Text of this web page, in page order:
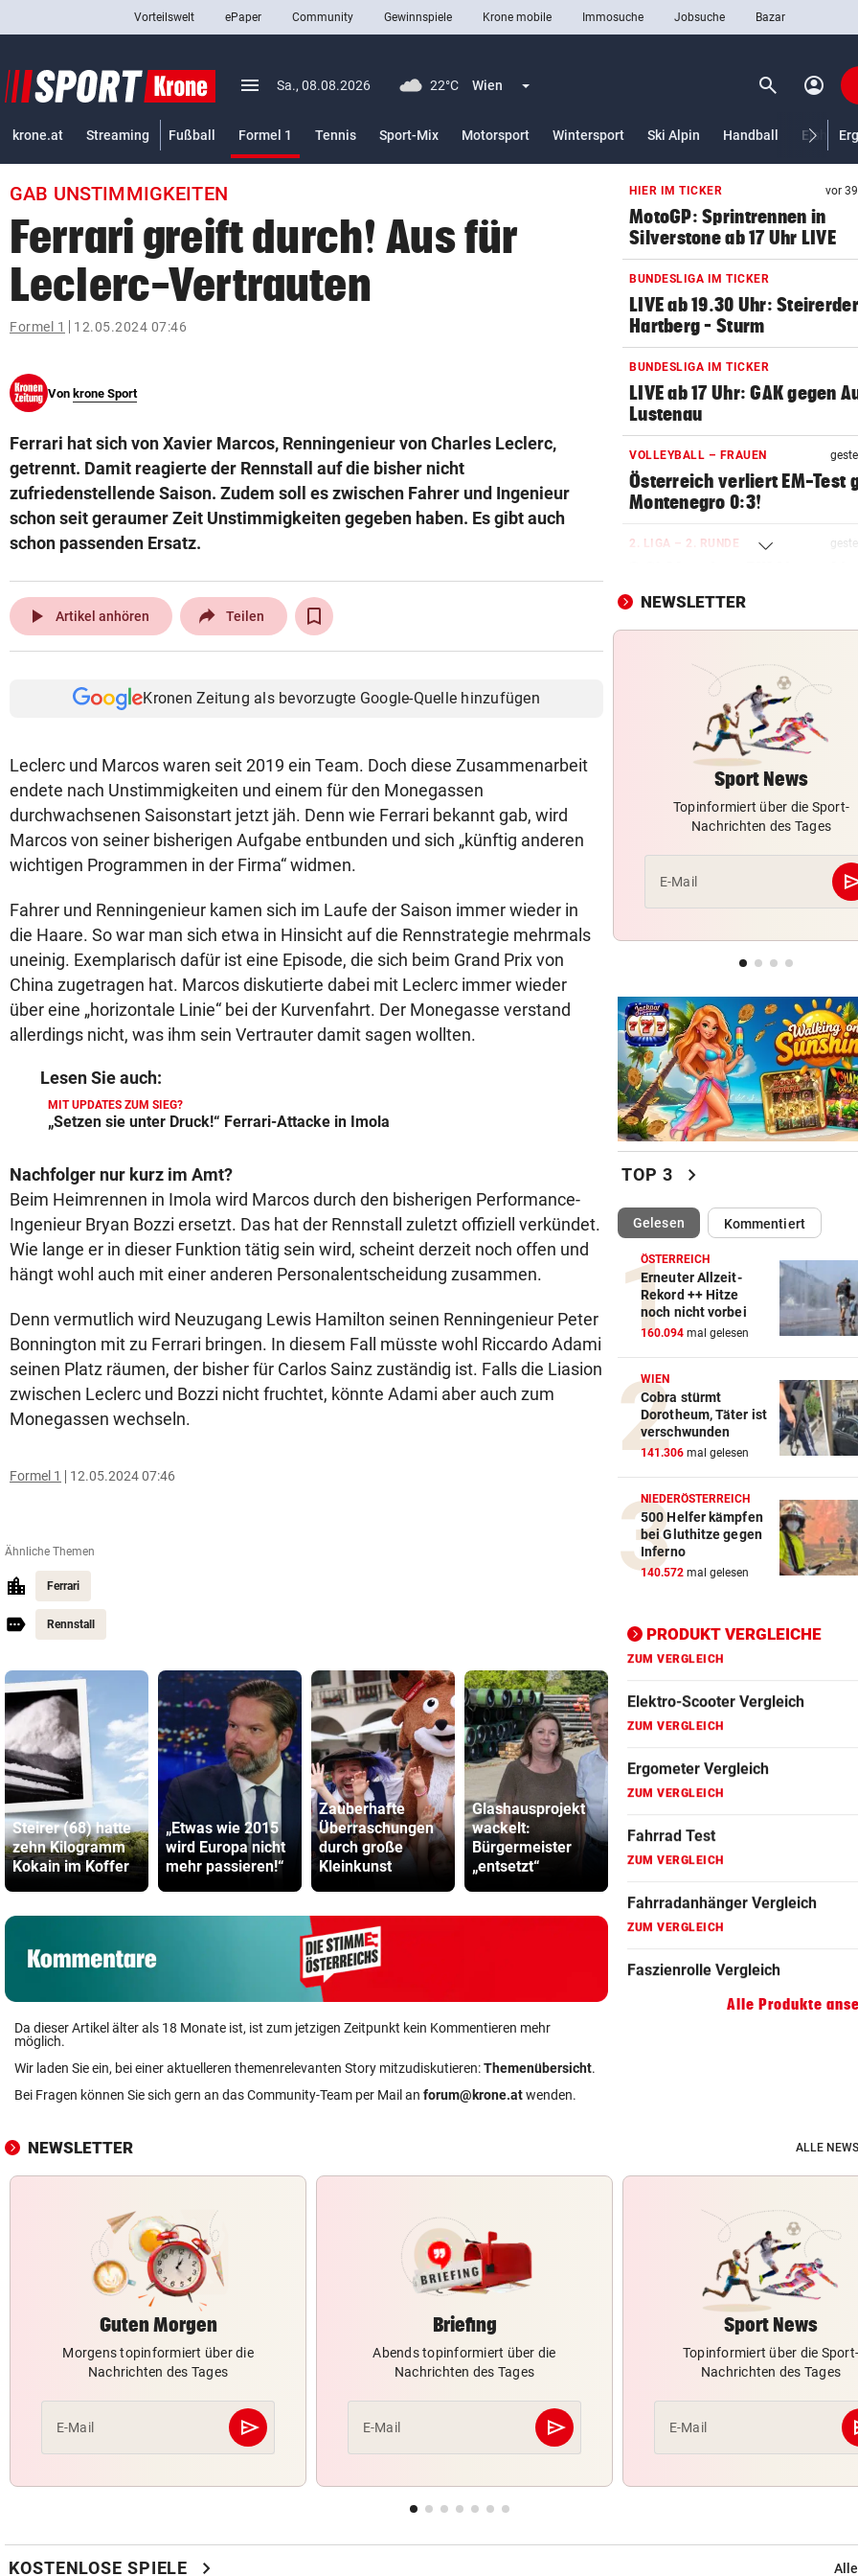
closeSchließen
Abonnieren
arrow_right
pin_drop
bookmark
search
Suchbegriff
© Krone Multimedia GmbH & Co KG 2026
Muthgasse 2, 1190 Wien
Vorteilswelt ePaper Community Gewinnspiele Krone mobile Immosuche Jobsuche Bazar
menu Menü aufklappen
Sa., 08.08.2026 22°C Wien Menü aufklappen search Suchen
account_circle
krone.at Streaming Fußball Formel 1
Tennis
Sport-Mix Motorsport Wintersport Ski Alpin Handball
GAB UNSTIMMIGKEITEN
Ferrari greift durch! Aus für
Leclerc-Vertrauten
Formel 1 12.05.2024 07:46
Von krone Sport
Ferrari hat sich von Xavier Marcos, Renningenieur von Charles Leclerc,
getrennt. Damit reagierte der Rennstall auf die bisher nicht
zufriedenstellende Saison. Zudem soll es zwischen Fahrer und Ingenieur
schon seit geraumer Zeit Unstimmigkeiten gegeben haben. Es gibt auch
schon passenden Ersatz.
play_arrow Artikel anhören Teilen
Kronen Zeitung als bevorzugte Google-Quelle hinzufügen
Leclerc und Marcos waren seit 2019 ein Team. Doch diese Zusammenarbeit
endete nach Unstimmigkeiten und einem für den Monegassen
durchwachsenen Saisonstart jetzt jäh. Denn wie Ferrari bekannt gab, wird
Marcos von seiner bisherigen Aufgabe entbunden und sich „künftig anderen
wichtigen Programmen in der Firma“ widmen.
Fahrer und Renningenieur kamen sich im Laufe der Saison immer wieder in
die Haare. So war man sich etwa in Hinsicht auf die Rennstrategie mehrmals
uneinig. Exemplarisch dafür ist eine Episode, die sich beim Grand Prix von
China zugetragen hat. Marcos diskutierte dabei mit Leclerc immer wieder
über eine „horizontale Linie“ bei der Kurvenfahrt. Der Monegasse verstand
allerdings nicht, was ihm sein Vertrauter damit sagen wollten.
Lesen Sie auch:
MIT UPDATES ZUM SIEG?
„Setzen sie unter Druck!“ Ferrari-Attacke in Imola
Nachfolger nur kurz im Amt?
Beim Heimrennen in Imola wird Marcos durch den bisherigen Performance-
Ingenieur Bryan Bozzi ersetzt. Das hat der Rennstall zuletzt offiziell verkündet.
Wie lange er in dieser Funktion tätig sein wird, scheint derzeit noch offen und
hängt wohl auch mit einer anderen Personalentscheidung zusammen.
Denn vermutlich wird Neuzugang Lewis Hamilton seinen Renningenieur Peter
Bonnington mit zu Ferrari bringen. In diesem Fall müsste wohl Riccardo Adami
seinen Platz räumen, der bisher für Carlos Sainz zuständig ist. Falls die Liasion
zwischen Leclerc und Bozzi nicht fruchtet, könnte Adami aber auch zum
Monegassen wechseln.
Formel 1 12.05.2024 07:46
Ähnliche Themen
Ferrari
Rennstall
Steirer (68) hatte
zehn Kilogramm
Kokain im Koffer
„Etwas wie 2015
wird Europa nicht
mehr passieren!“
Zauberhafte
Überraschungen
durch große
Kleinkunst
Glashausprojekt
wackelt:
Bürgermeister
„entsetzt“
BMW-Cockpit ruft
Anwalt auf den
Plan
Sager
Mütter-
gegen
Da dieser Artikel älter als 18 Monate ist, ist zum jetzigen Zeitpunkt kein Kommentieren mehr
möglich.
Wir laden Sie ein, bei einer aktuelleren themenrelevanten Story mitzudiskutieren:Themenübersicht.
Bei Fragen können Sie sich gern an das Community-Team per Mail an forum@krone.atwenden.
HIER IM TICKER vor
MotoGP: Sprintrennen in
Silverstone ab 17 Uhr LIVE
BUNDESLIGA IM TICKER
LIVE ab 19.30 Uhr:
Hartberg – Sturm
BUNDESLIGA IM TICKER
LIVE ab 17 Uhr: GAK gegen
Lustenau
VOLLEYBALL – FRAUEN
Österreich verliert EM-Test
Montenegro 0:3!
2. LIGA – 2. RUNDE
Wacker Innsbruck ab
NACH ELFER-RÜCKNAHME
absoluter Skandal!“
SONNTAG NOCH IM KASTEN
Klubs aus Holland und Italien
locken WAC-Goalie
BEI BARESI-ABSCHIED
Brasilien-Legende schockt
mit Mallet-Finger
gegen WSG Tirol
Luxus am Meer! Sabalenka
gewährt private Einblicke
NEWSLETTER
Sport News
Topinformiert über die Sport-
Nachrichten des Tages
E-Mail
TOP 3 chevron_right
Gelesen(ausgewählt)Kommentiert
ÖSTERREICH
Erneuter Allzeit-
Rekord ++ Hitze
noch nicht vorbei
160.094 mal gelesen
WIEN
Cobra stürmt
Dorotheum, Täter ist
verschwunden
141.306 mal gelesen
NIEDERÖSTERREICH
500 Helfer kämpfen
bei Gluthitze gegen
Inferno
140.572 mal gelesen
PRODUKT VERGLEICHE
Action-Cam Vergleich
ZUM VERGLEICH
Crosstrainer Vergleich
ZUM VERGLEICH
ZUM VERGLEICH
Elektro-Scooter Vergleich
ZUM VERGLEICH
ZUM VERGLEICH
Fahrrad Test
ZUM VERGLEICH
Fahrradanhänger Vergleich
ZUM VERGLEICH
Faszienrolle Vergleich
ZUM VERGLEICH
Hoverboard Vergleich
ZUM VERGLEICH
Kinderfahrrad Vergleich
ZUM VERGLEICH
Alle Produkte
NEWSLETTER ALLE
Guten Morgen
Morgens topinformiert über die
Nachrichten des Tages
E-Mail send
Abschicken
Briefing
Abends topinformiert über die
Nachrichten des Tages
E-Mail send
Abschicken
Sport News
Topinformiert über die Sport-
Nachrichten des Tages
E-Mail
KOSTENLOSE SPIELE chevron_right